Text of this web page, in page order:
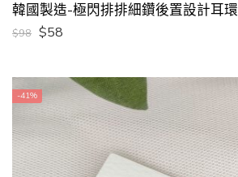
韓國製造-極閃排排細鑽後置設計耳環
$98 $58
-41%